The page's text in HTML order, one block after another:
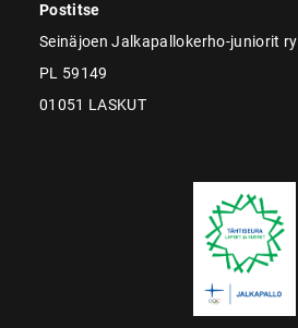
Postitse
Seinäjoen Jalkapallokerho-juniorit ry
PL 59149
01051 LASKUT